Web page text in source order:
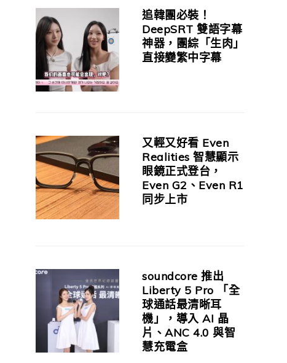
追韓團必裝！
DeepSRT 雙語字幕
神器，團綜「生肉」
直接變繁中字幕
又輕又好看 Even
Realities 智慧顯示
眼鏡正式登台，
Even G2、Even R1
同步上市
soundcore 推出
Liberty 5 Pro 「全
球通話最清晰耳
機」，導入 AI 晶
片、ANC 4.0 與智
慧充電盒